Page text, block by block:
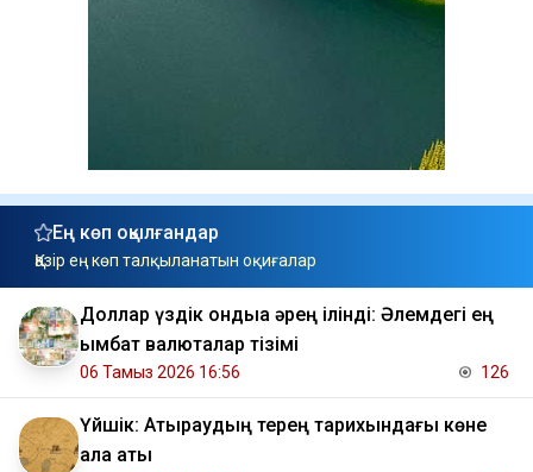
Ең көп оқылғандар
Қазір ең көп талқыланатын оқиғалар
Доллар үздік ондыққа әрең ілінді: Әлемдегі ең
қымбат валюталар тізімі
06 Тамыз 2026 16:56 126
Үйшік: Атыраудың терең тарихындағы көне
қала аты